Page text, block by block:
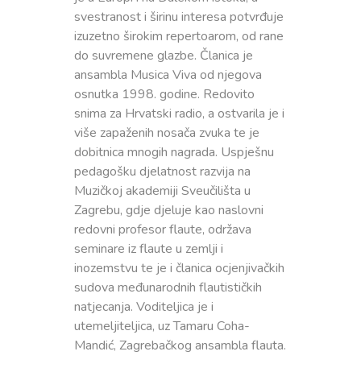
svestranost i širinu interesa potvrđuje
izuzetno širokim repertoarom, od rane
do suvremene glazbe. Članica je
ansambla Musica Viva od njegova
osnutka 1998. godine. Redovito
snima za Hrvatski radio, a ostvarila je i
više zapaženih nosača zvuka te je
dobitnica mnogih nagrada. Uspješnu
pedagošku djelatnost razvija na
Muzičkoj akademiji Sveučilišta u
Zagrebu, gdje djeluje kao naslovni
redovni profesor flaute, održava
seminare iz flaute u zemlji i
inozemstvu te je i članica ocjenjivačkih
sudova međunarodnih flautističkih
natjecanja. Voditeljica je i
utemeljiteljica, uz Tamaru Coha-
Mandić, Zagrebačkog ansambla flauta.